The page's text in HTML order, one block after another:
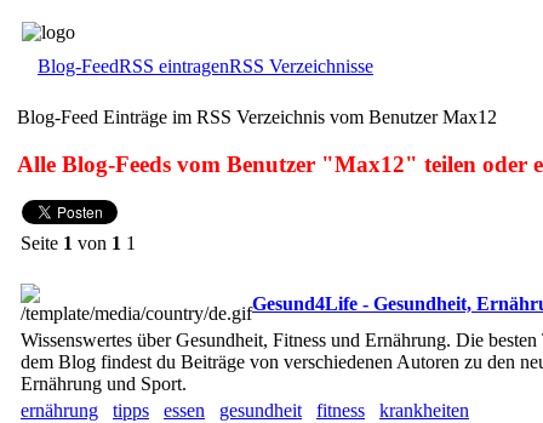
Blog-FeedRSS eintragenRSS Verzeichnisse
Blog-Feed Einträge im RSS Verzeichnis vom Benutzer Max12
Alle Blog-Feeds vom Benutzer "Max12" teilen oder
Seite 1 von 1 1
Gesund4Life - Gesundheit,
Wissenswertes über Gesundheit, Fitness und Ernährung. Die
dem Blog findest du Beiträge von verschiedenen Autoren zu den
Ernährung und Sport.
ernährung
tipps essen gesundheit fitness
krankheiten